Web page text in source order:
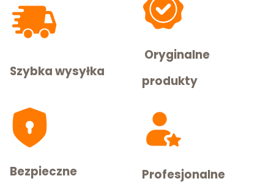
Szybka wysyłka
Oryginalne
produkty
Bezpieczne
Profesjonalne